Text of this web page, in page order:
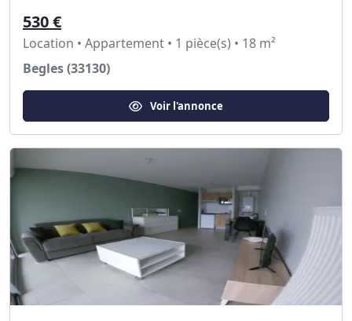
530 €
Location • Appartement • 1 pièce(s) • 18 m²
Begles (33130)
Voir l'annonce